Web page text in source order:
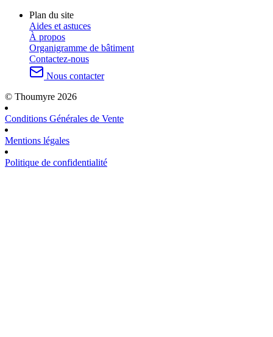
Plan du site
Aides et astuces
À propos
Organigramme de bâtiment
Contactez-nous
Nous contacter
© Thoumyre 2026
Conditions Générales de Vente
Mentions légales
Politique de confidentialité